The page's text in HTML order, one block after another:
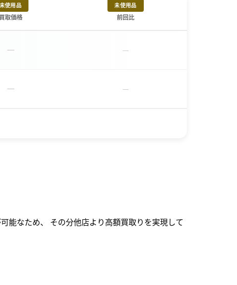
未使用品
買取価格
未使用品
前回比
－ －
－ －
能なため、 その分他店より高額買取りを実現して